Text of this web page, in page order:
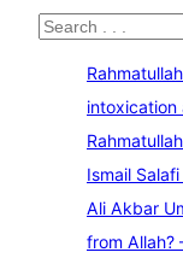
S
intoxication
Ismail
Ali Akbar
from Allah?